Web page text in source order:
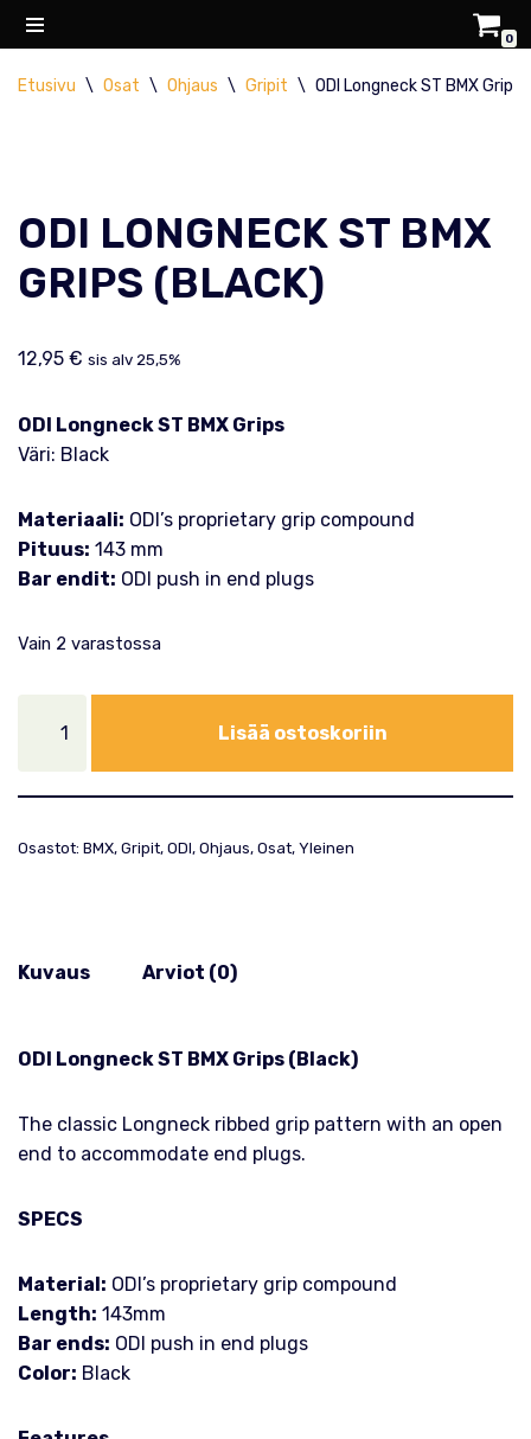
suoraan
0
Etusivu \ Osat \ Ohjaus \ Gripit \ ODI Longneck ST BMX Grips
ODI LONGNECK ST BMX
GRIPS (BLACK)
12,95 € sis alv 25,5%
ODI Longneck ST BMX Grips
Väri: Black
Materiaali: ODI’s proprietary grip compound
Pituus: 143 mm
Bar endit: ODI push in end plugs
Vain 2 varastossa
Lisää ostoskoriin
Osastot: BMX, Gripit, ODI, Ohjaus, Osat, Yleinen
Kuvaus Arviot (0)
ODI Longneck ST BMX Grips (Black)
The classic Longneck ribbed grip pattern with an open
end to accommodate end plugs.
SPECS
Material: ODI’s proprietary grip compound
Length: 143mm
Bar ends: ODI push in end plugs
Color: Black